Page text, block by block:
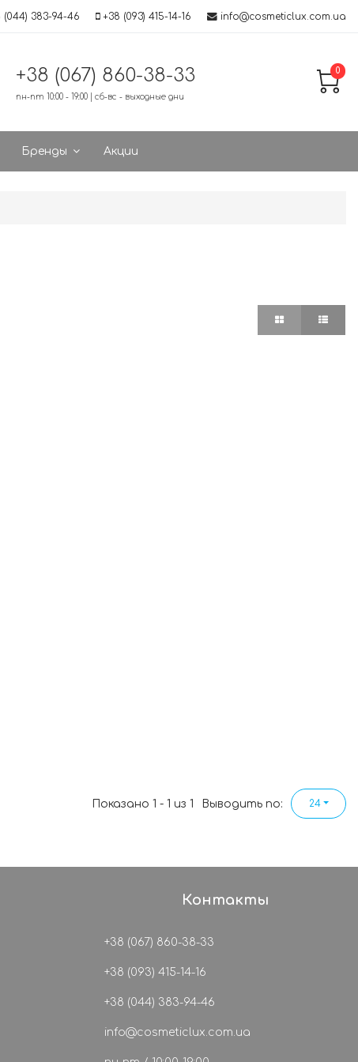
(044) 383-94-46 +38 (093) 415-14-16 info@cosmeticlux.com.ua
+38 (067) 860-38-33
пн-пт 10:00 - 19:00 | сб-вс - выходные дни
0
Бренды Акции
Показано 1 - 1 из 1 Выводить по: 24
Контакты
+38 (067) 860-38-33
+38 (093) 415-14-16
+38 (044) 383-94-46
info@cosmeticlux.com.ua